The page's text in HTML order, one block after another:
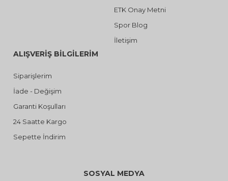
ETK Onay Metni
Spor Blog
İletişim
ALIŞVERİŞ BİLGİLERİM
Siparişlerim
İade - Değişim
Garanti Koşulları
24 Saatte Kargo
Sepette İndirim
SOSYAL MEDYA